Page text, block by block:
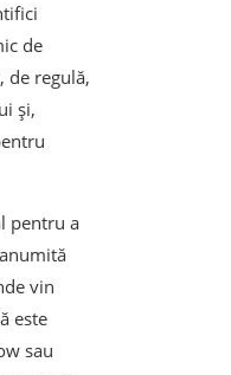
de
de regulă,
și,
pentru a
vin
este
sau